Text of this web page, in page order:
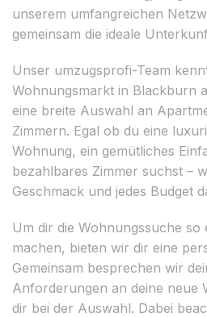
unserem umfangreichen
gemeinsam die ideale
Unser umzugsprofi-Team
Wohnungsmarkt in Blackburn
eine breite Auswahl an
Zimmern. Egal ob du eine
Wohnung, ein gemütliches
bezahlbares Zimmer suchst –
Geschmack und jedes Budget
Um dir die Wohnungssuche
machen, bieten wir dir eine
Gemeinsam besprechen wir
Anforderungen an deine neue
dir bei der Auswahl. Dabei